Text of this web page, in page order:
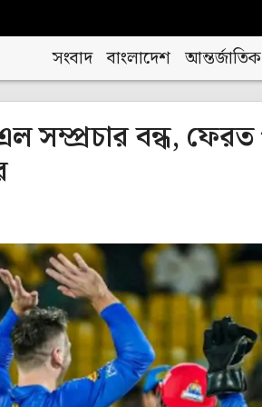
সংবাদ বাংলাদেশ আন্তর্জাতিক
সম্প্রচার বন্ধ, ফেরত